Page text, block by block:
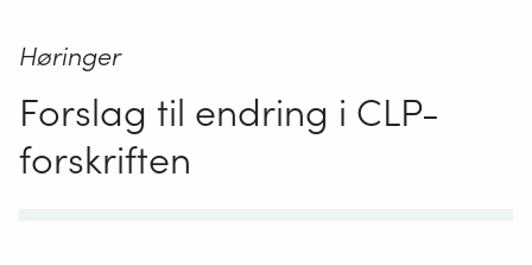
Høringer
Forslag til endring i CLP-
forskriften